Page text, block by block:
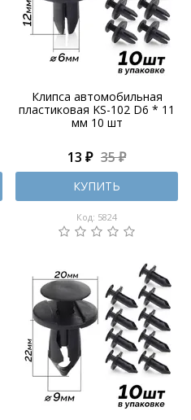
Клипса автомобильная
пластиковая KS-102 D6 * 11
мм 10 шт
13 ₽ 35 ₽
КУПИТЬ
Код: 5824